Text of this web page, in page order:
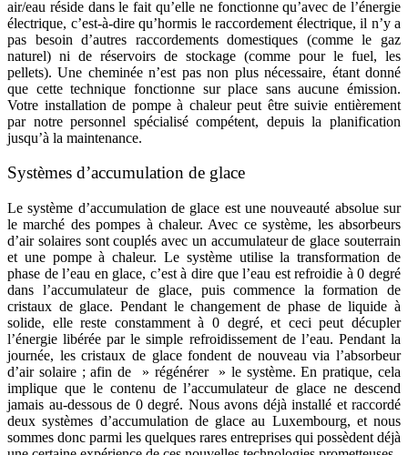
air/eau réside dans le fait qu’elle ne fonctionne qu’avec de l’énergie
électrique, c’est-à-dire qu’hormis le raccordement électrique, il n’y a
pas besoin d’autres raccordements domestiques (comme le gaz
naturel) ni de réservoirs de stockage (comme pour le fuel, les
pellets). Une cheminée n’est pas non plus nécessaire, étant donné
que cette technique fonctionne sur place sans aucune émission.
Votre installation de pompe à chaleur peut être suivie entièrement
par notre personnel spécialisé compétent, depuis la planification
jusqu’à la maintenance.
Systèmes d’accumulation de glace
Le système d’accumulation de glace est une nouveauté absolue sur
le marché des pompes à chaleur. Avec ce système, les absorbeurs
d’air solaires sont couplés avec un accumulateur de glace souterrain
et une pompe à chaleur. Le système utilise la transformation de
phase de l’eau en glace, c’est à dire que l’eau est refroidie à 0 degré
dans l’accumulateur de glace, puis commence la formation de
cristaux de glace. Pendant le changement de phase de liquide à
solide, elle reste constamment à 0 degré, et ceci peut décupler
l’énergie libérée par le simple refroidissement de l’eau. Pendant la
journée, les cristaux de glace fondent de nouveau via l’absorbeur
d’air solaire ; afin de » régénérer » le système. En pratique, cela
implique que le contenu de l’accumulateur de glace ne descend
jamais au-dessous de 0 degré. Nous avons déjà installé et raccordé
deux systèmes d’accumulation de glace au Luxembourg, et nous
sommes donc parmi les quelques rares entreprises qui possèdent déjà